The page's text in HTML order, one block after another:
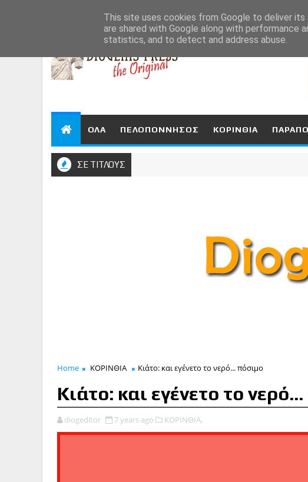
ΟΛΑ ΠΕΛΟΠΟΝΝΗΣΟΣ ΚΟΡΙΝΘΙΑ
ΣΕ ΤΙΤΛΟΥΣ
Home ΚΟΡΙΝΘΙΑ Κιάτο: και εγένετο το νερό... πόσιμο
Κιάτο: και εγένετο το
diogeditor 7 years ago ΚΟΡΙΝΘΙΑ,
This site uses cookies from Google to deliver
are shared with Google along with performance
statistics, and to detect and address abuse.